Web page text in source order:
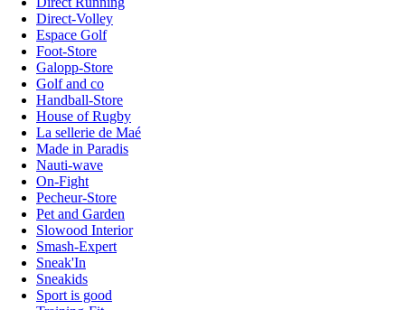
Direct-Volley
Espace Golf
Foot-Store
Galopp-Store
Golf and co
Handball-Store
House of Rugby
La sellerie de Maé
Made in Paradis
Nauti-wave
On-Fight
Pecheur-Store
Pet and Garden
Slowood Interior
Smash-Expert
Sneak'In
Sneakids
Sport is good